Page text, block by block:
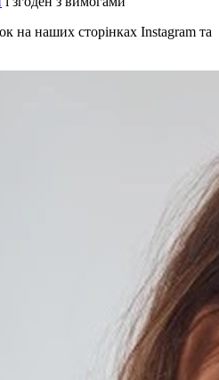
на наших сторінках Instagram та